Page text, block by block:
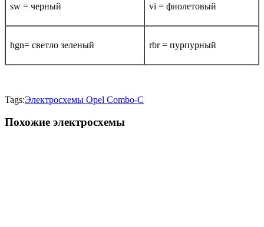
sw = черный vi = фиолетовый
hgn= светло зеленый rbr = пурпурный
Tags:Электросхемы Opel Combo-С
Похожие электросхемы